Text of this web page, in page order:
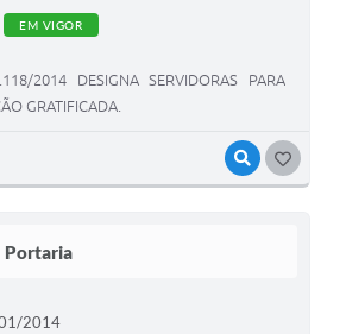
VISUALIZAR
EM VIGOR
2014 DESIGNA SERVIDORAS PARA
GRATIFICADA.
Portaria
2014